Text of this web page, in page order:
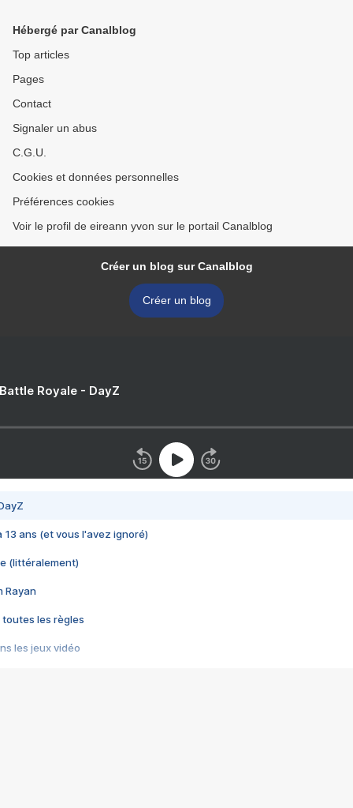
Hébergé par Canalblog
Top articles
Pages
Contact
Signaler un abus
C.G.U.
Cookies et données personnelles
Préférences cookies
Voir le profil de eireann yvon sur le portail Canalblog
Créer un blog sur Canalblog
Créer un blog
Royale - DayZ
13 ans (et vous l'avez ignoré)
(littéralement)
Rayan
toutes les règles
les jeux vidéo